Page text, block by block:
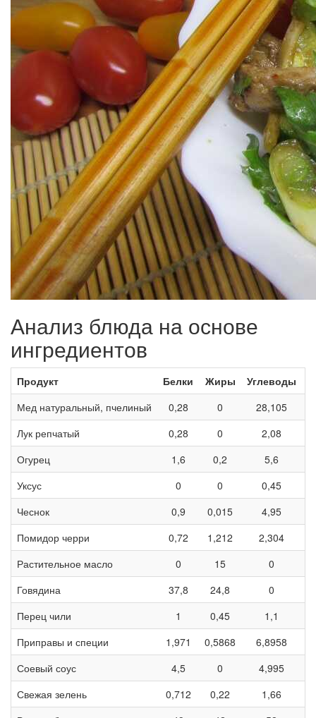
Анализ блюда на основе
ингредиентов
Продукт Белки Жиры Углеводы
Мед натуральный, пчелиный
0,28 0 28,105
Лук репчатый
0,28 0
2,08
Огурец
1,6 0,2
5,6
Уксус
0 0 0,45
Чеснок
0,9 0,015 4,95
Помидор черри
0,72 1,212 2,304
Растительное масло
0 15 0
Говядина
37,8 24,8 0
Перец чили
1 0,45 1,1
Приправы и специи
1,971 0,5868 6,8958
Соевый соус
4,5 0 4,995
Свежая зелень
0,712 0,22 1,66